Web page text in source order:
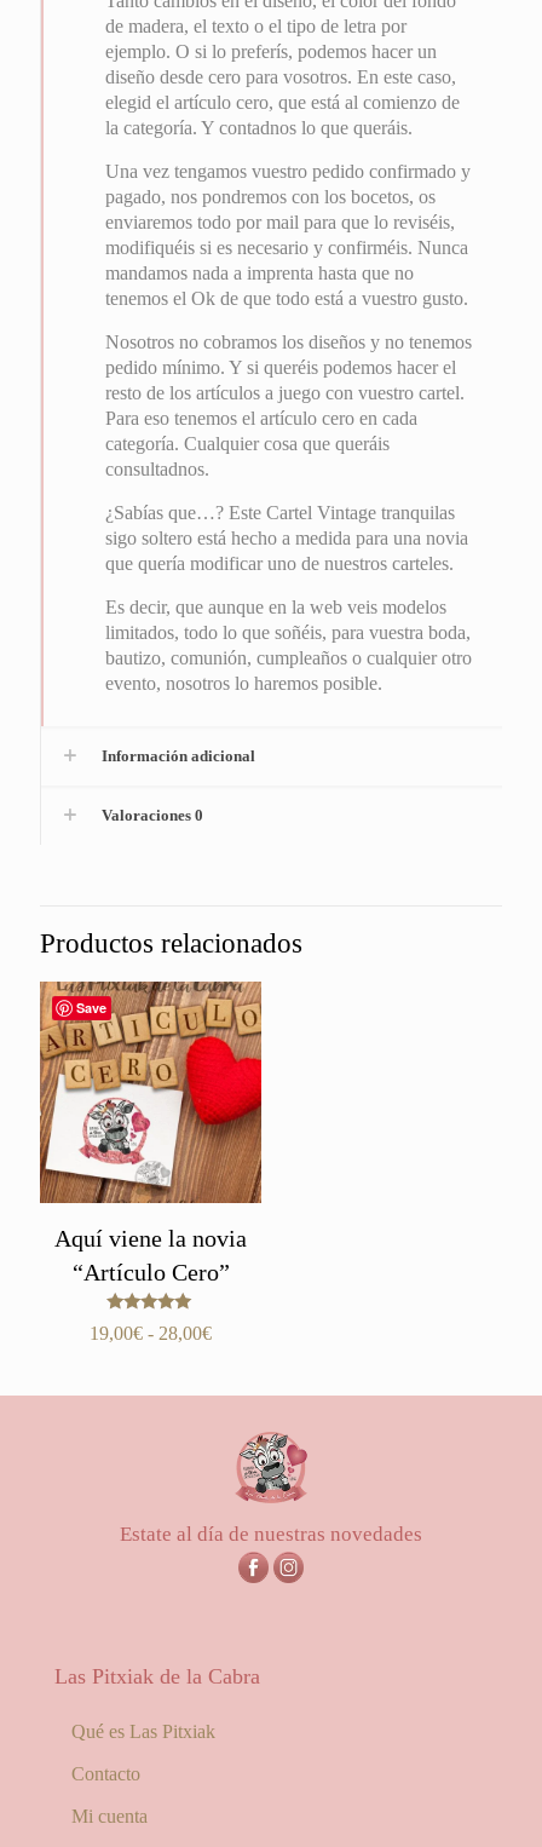
de madera, el texto o el tipo de letra por
ejemplo. O si lo preferís, podemos hacer un
diseño desde cero para vosotros. En este caso,
elegid el artículo cero, que está al comienzo de
la categoría. Y contadnos lo que queráis.
Una vez tengamos vuestro pedido confirmado y
pagado, nos pondremos con los bocetos, os
enviaremos todo por mail para que lo reviséis,
modifiquéis si es necesario y confirméis. Nunca
mandamos nada a imprenta hasta que no
tenemos el Ok de que todo está a vuestro gusto.
Nosotros no cobramos los diseños y no tenemos
pedido mínimo. Y si queréis podemos hacer el
resto de los artículos a juego con vuestro cartel.
Para eso tenemos el artículo cero en cada
categoría. Cualquier cosa que queráis
consultadnos.
¿Sabías que…? Este Cartel Vintage tranquilas
sigo soltero está hecho a medida para una novia
que quería modificar uno de nuestros carteles.
Es decir, que aunque en la web veis modelos
limitados, todo lo que soñéis, para vuestra boda,
bautizo, comunión, cumpleaños o cualquier otro
evento, nosotros lo haremos posible.
Información adicional
Valoraciones 0
Productos relacionados
Save
Aquí viene la novia
“Artículo Cero”
Valorado
con
19,00€ - 28,00€Rango
19,00€
hasta
28,00€
Estate al día de nuestras novedades
Las Pitxiak de la Cabra
Qué es Las Pitxiak
Contacto
Mi cuenta